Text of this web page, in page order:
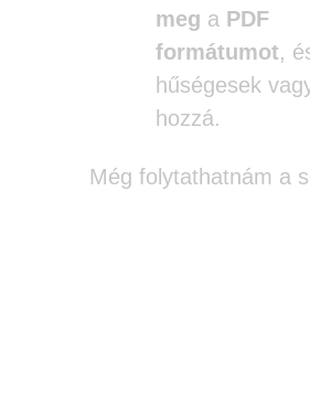
meg a PDF
formátumot,
hűségesek
hozzá.
Még folytathatnám a